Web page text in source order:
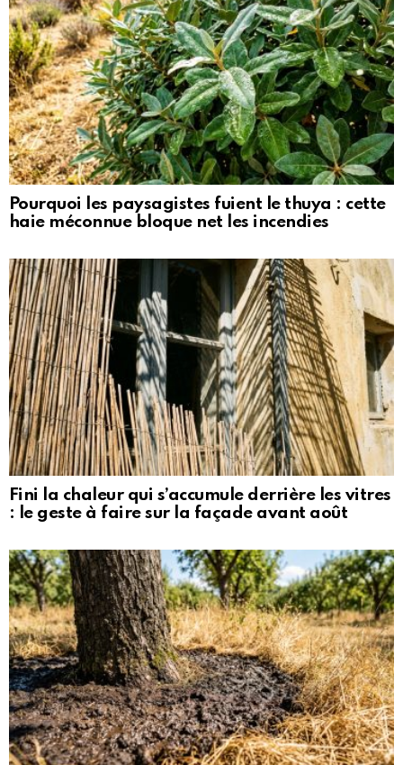
Pourquoi les paysagistes fuient le thuya : cette
haie méconnue bloque net les incendies
Fini la chaleur qui s’accumule derrière les vitres
: le geste à faire sur la façade avant août